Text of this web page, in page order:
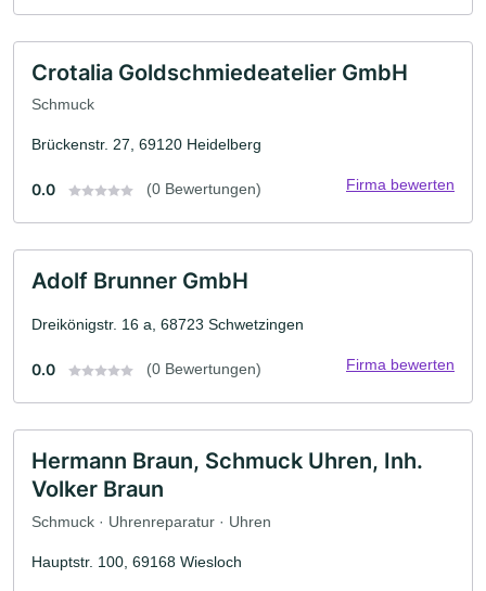
Crotalia Goldschmiedeatelier GmbH
Schmuck
Brückenstr. 27, 69120 Heidelberg
0.0 (0 Bewertungen) Firma bewerten
Adolf Brunner GmbH
Dreikönigstr. 16 a, 68723 Schwetzingen
0.0 (0 Bewertungen) Firma bewerten
Hermann Braun, Schmuck Uhren, Inh.
Volker Braun
Schmuck · Uhrenreparatur · Uhren
Hauptstr. 100, 69168 Wiesloch